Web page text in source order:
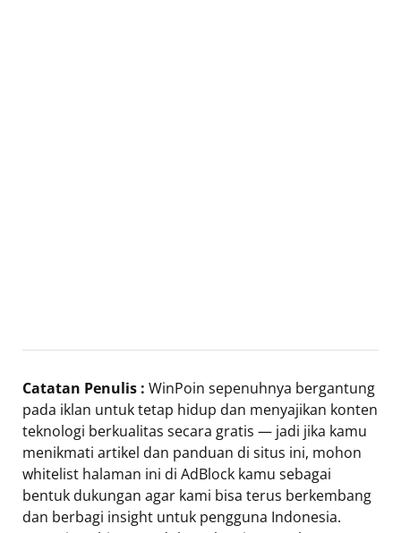
Catatan Penulis : WinPoin sepenuhnya bergantung
pada iklan untuk tetap hidup dan menyajikan konten
teknologi berkualitas secara gratis — jadi jika kamu
menikmati artikel dan panduan di situs ini, mohon
whitelist halaman ini di AdBlock kamu sebagai
bentuk dukungan agar kami bisa terus berkembang
dan berbagi insight untuk pengguna Indonesia.